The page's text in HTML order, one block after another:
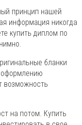
принцип нашей
информация никогда
купить диплом по
бланки
возможность
на потом. Купить